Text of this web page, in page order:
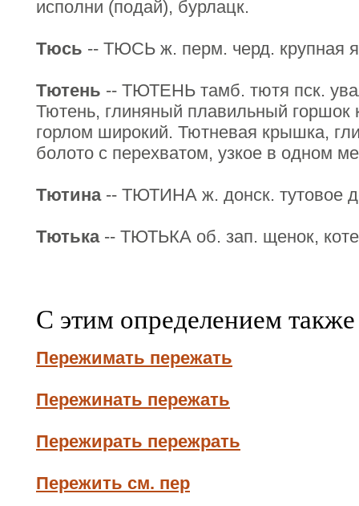
исполни (подай), бурлацк.
Тюсь -- ТЮСЬ ж. перм. черд. крупная
Тютень -- ТЮТЕНЬ тамб. тютя пск.
Тютень, глиняный плавильный
горлом широкий. Тютневая крышка,
болото с перехватом, узкое в одном
Тютина-- ТЮТИНА ж. донск. тутовое
Тютька-- ТЮТЬКА об. зап. щенок,
С этим определением
Пережимать пережать
Пережинать пережать
Пережирать пережрать
Пережить см. пер